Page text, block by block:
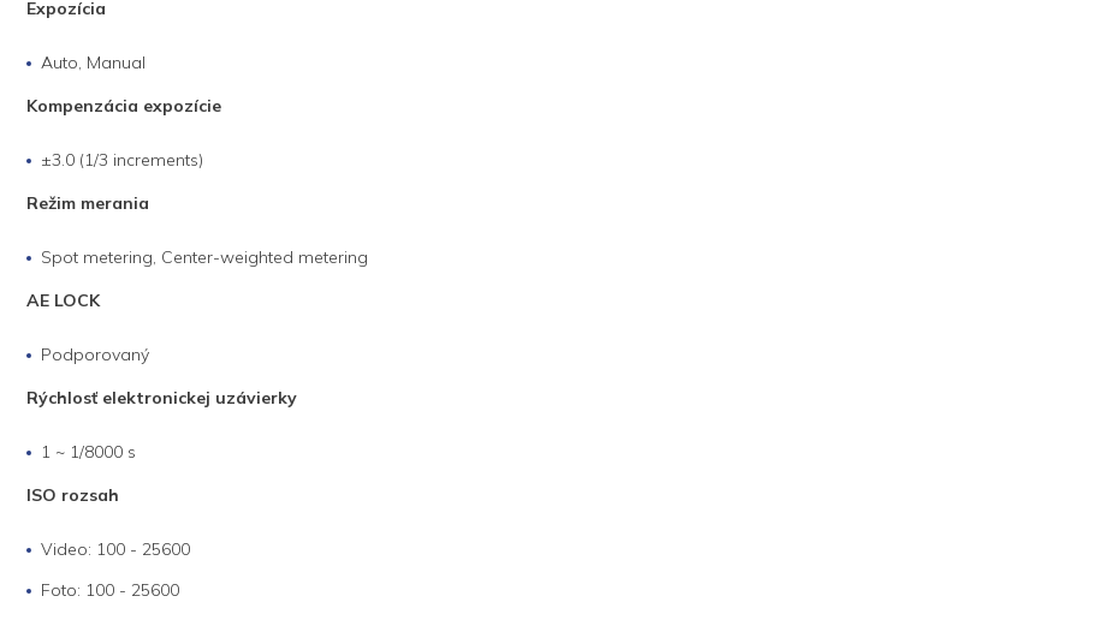
Expozícia
Auto, Manual
Kompenzácia expozície
±3.0 (1/3 increments)
Režim merania
Spot metering, Center-weighted metering
AE LOCK
Podporovaný
Rýchlosť elektronickej uzávierky
1 ~ 1/8000 s
ISO rozsah
Video: 100 - 25600
Foto: 100 - 25600